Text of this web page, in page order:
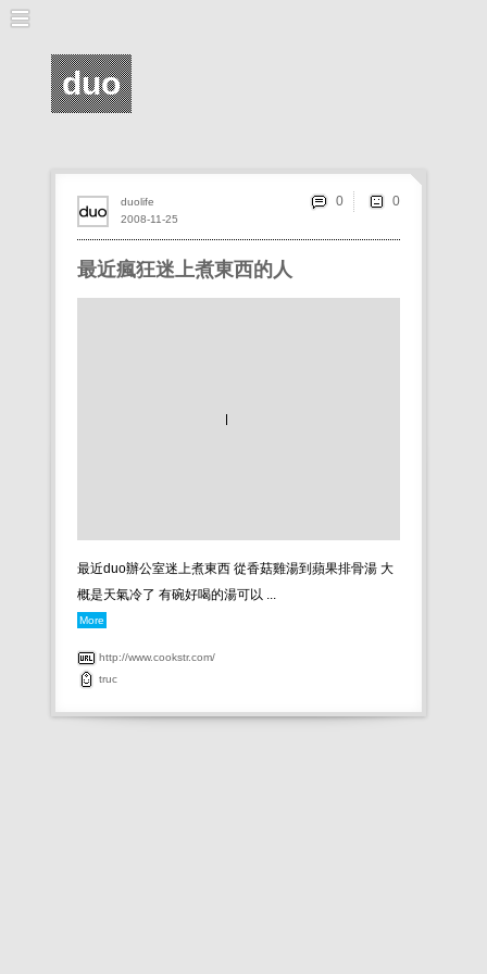
duo
最近瘋狂迷上煮東西的人
最近duo辦公室迷上煮東西 從香菇雞湯到蘋果排骨湯 大
概是天氣冷了 有碗好喝的湯可以 ...
More
http://www.cookstr.com/
truc
2008-11-25
duolife 0